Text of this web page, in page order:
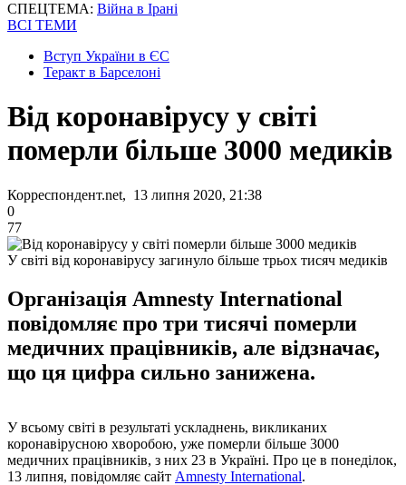
СПЕЦТЕМА: Війна в Ірані
ВСІ ТЕМИ
Вступ України в ЄС
Теракт в Барселоні
Від коронавірусу у світі
померли більше 3000 медиків
Корреспондент.net, 13 липня 2020, 21:38
0
77
У світі від коронавірусу загинуло більше трьох тисяч медиків
Організація Amnesty International
повідомляє про три тисячі померли
медичних працівників, але відзначає,
що ця цифра сильно занижена.
У всьому світі в результаті ускладнень, викликаних
коронавірусною хворобою, уже померли більше 3000
медичних працівників, з них 23 в Україні. Про це в понеділок,
13 липня, повідомляє сайт Amnesty International.